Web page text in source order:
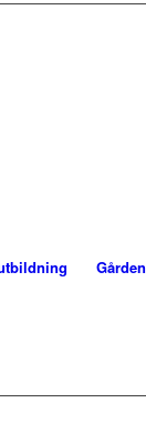
Gården